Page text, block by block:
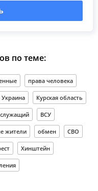
по теме:
права человека
Украина Курская область
ВСУ
жители обмен СВО
Хинштейн